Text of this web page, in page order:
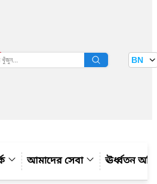
তথ্য বাতায়ন BN
আমাদের সেবা ঊর্ধ্বতন